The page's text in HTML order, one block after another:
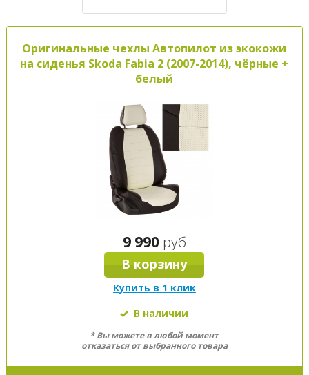
Оригинальные чехлы Автопилот из экокожи
на сиденья Skoda Fabia 2 (2007-2014), чёрные +
белый
9 990 руб
В корзину
Купить в 1 клик
В наличии
* Вы можете в любой момент
отказаться от выбранного товара